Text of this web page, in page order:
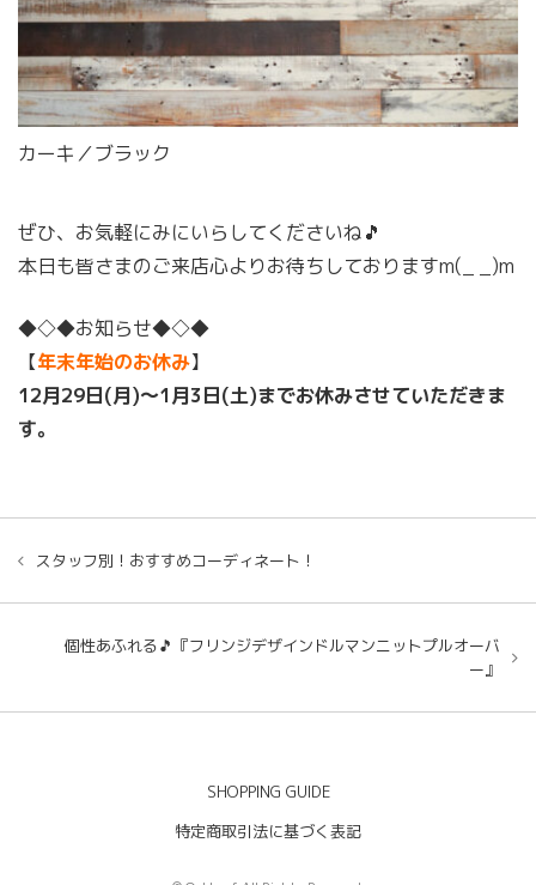
カーキ／ブラック
ぜひ、お気軽にみにいらしてくださいね🎵
本日も皆さまのご来店心よりお待ちしておりますm(_ _)m
◆◇◆お知らせ◆◇◆
【年末年始のお休み】
12月29日(月)〜1月3日(土)までお休みさせていただきま
す。
スタッフ別！おすすめコーディネート！
個性あふれる🎵『フリンジデザインドルマンニットプルオーバ
ー』
SHOPPING GUIDE
特定商取引法に基づく表記